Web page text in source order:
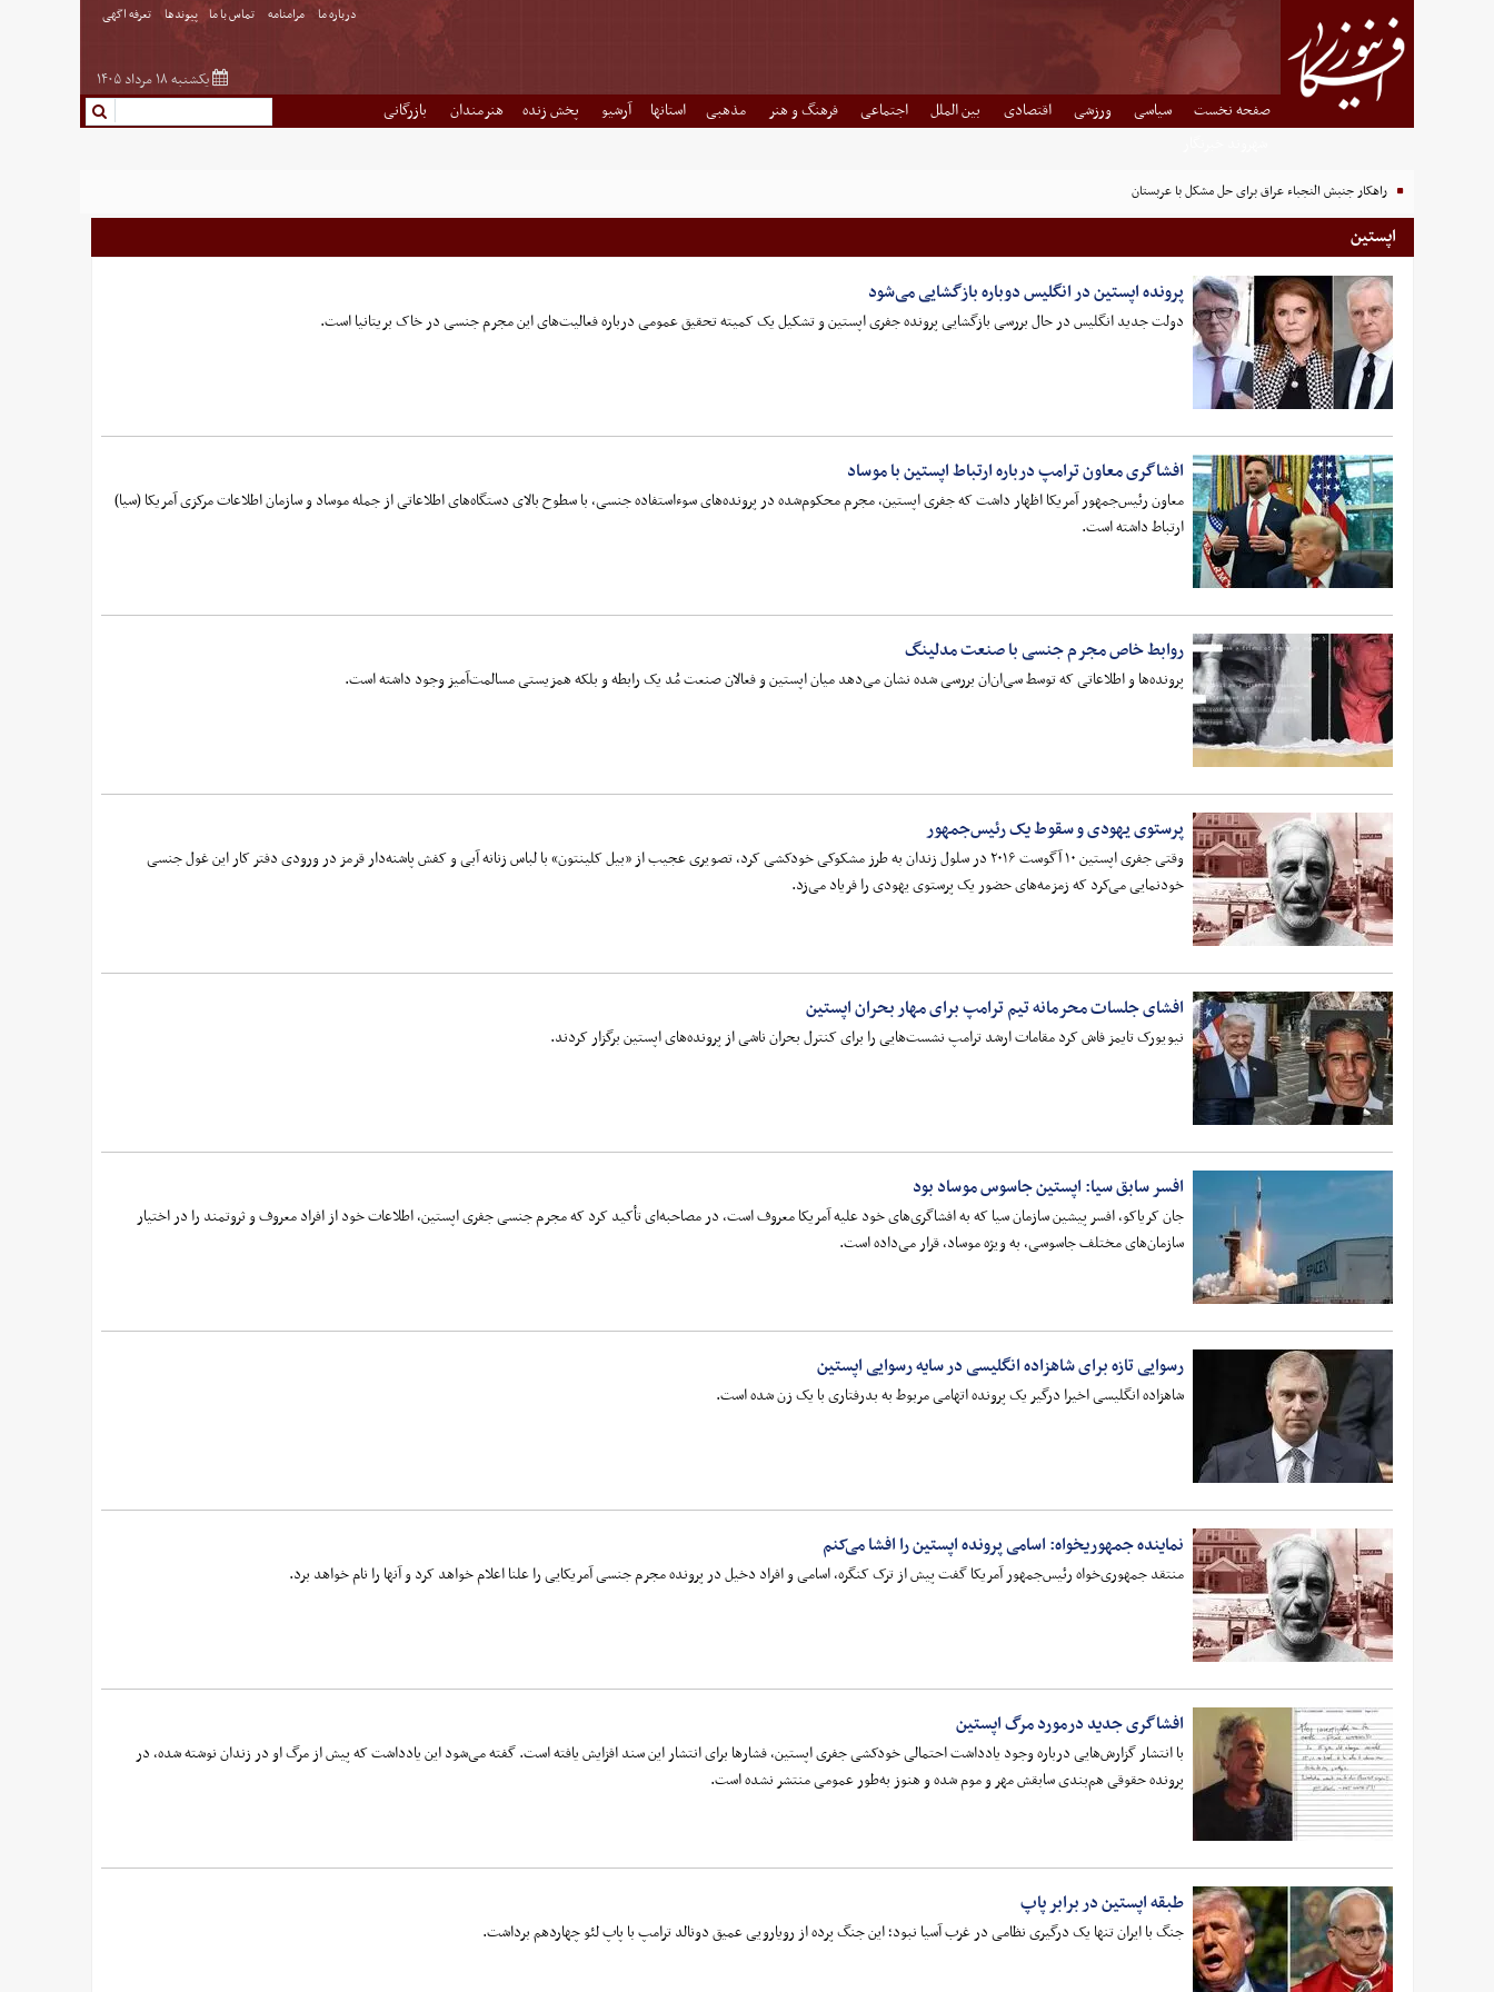
درباره ما مرامنامه تماس با ما پیوندها تعرفه اگهی
یکشنبه ۱۸ مرداد ۱۴۰۵
صفحه نخست سیاسی ورزشی اقتصادی بین الملل اجتماعی فرهنگ و هنر مذهبی استانها آرشیو پخش زنده هنرمندان
بازرگانی
راهکار جنبش النجباء عراق برای حل مشکل با عربستان
اپستین
پرونده اپستین در انگلیس دوباره بازگشایی می‌شود
دولت جدید انگلیس در حال بررسی بازگشایی پرونده جفری اپستین و تشکیل یک کمیته تحقیق عمومی درباره فعالیت‌های این مجرم جنسی در خاک بریتانیا است.
افشاگری معاون ترامپ درباره ارتباط اپستین با موساد
معاون رئیس‌جمهور آمریکا اظهار داشت که جفری اپستین، مجرم محکوم‌شده در پرونده‌های سوءاستفاده جنسی، با سطوح بالای دستگاه‌های اطلاعاتی از جمله موساد و سازمان اطلاعات مرکزی آمریکا (سیا)
ارتباط داشته است.
روابط خاص مجرم جنسی با صنعت مدلینگ
پرونده‌ها و اطلاعاتی که توسط سی‌ان‌ان بررسی شده نشان می‌دهد میان اپستین و فعالان صنعت مُد یک رابطه و بلکه همزیستی مسالمت‌آمیز وجود داشته است.
پرستوی یهودی و سقوط یک رئیس‌جمهور
وقتی جفری اپستین ۱۰ آگوست ۲۰۱۶ در سلول زندان به طرز مشکوکی خودکشی کرد، تصویری عجیب از «بیل کلینتون» با لباس زنانه آبی و کفش پاشنه‌دار قرمز در ورودی دفتر کار این غول جنسی
خودنمایی می‌کرد که زمزمه‌های حضور یک پرستوی یهودی را فریاد می‌زد.
افشای جلسات محرمانه تیم ترامپ برای مهار بحران اپستین
نیویورک تایمز فاش کرد مقامات ارشد ترامپ نشست‌هایی را برای کنترل بحران ناشی از پرونده‌های اپستین برگزار کردند.
افسر سابق سیا: اپستین جاسوس موساد بود
جان کریاکو، افسر پیشین سازمان سیا که به افشاگری‌های خود علیه آمریکا معروف است، در مصاحبه‌ای تأکید کرد که مجرم جنسی جفری اپستین، اطلاعات خود از افراد معروف و ثروتمند را در اختیار
سازمان‌های مختلف جاسوسی، به ویژه موساد، قرار می‌داده است.
رسوایی تازه برای شاهزاده انگلیسی در سایه رسوایی اپستین
شاهزاده انگلیسی اخیرا درگیر یک پرونده اتهامی مربوط به بدرفتاری با یک زن شده است.
نماینده جمهوریخواه: اسامی پرونده اپستین را افشا می‌کنم
منتقد جمهوری‌خواه رئیس‌جمهور آمریکا گفت پیش از ترک کنگره، اسامی و افراد دخیل در پرونده مجرم جنسی آمریکایی را علنا اعلام خواهد کرد و آنها را نام خواهد برد.
افشاگری جدید درمورد مرگ اپستین
با انتشار گزارش‌هایی درباره وجود یادداشت احتمالی خودکشی جفری اپستین، فشارها برای انتشار این سند افزایش یافته است. گفته می‌شود این یادداشت که پیش از مرگ او در زندان نوشته شده، در
پرونده حقوقی هم‌بندی سابقش مهر و موم شده و هنوز به‌طور عمومی منتشر نشده است.
طبقه اپستین در برابر پاپ
جنگ با ایران تنها یک درگیری نظامی در غرب آسیا نبود؛ این جنگ پرده از رویارویی عمیق دونالد ترامپ با پاپ لئو چهاردهم برداشت.